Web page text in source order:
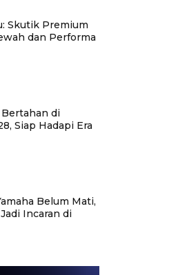
Skutik Premium
dan Performa
di
Siap Hadapi Era
Belum Mati,
Incaran di